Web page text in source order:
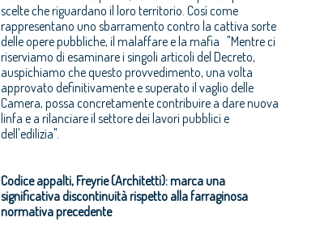
scelte che riguardano il loro territorio. Così come
rappresentano uno sbarramento contro la cattiva sorte
delle opere pubbliche, il malaffare e la mafia "Mentre ci
riserviamo di esaminare i singoli articoli del Decreto,
auspichiamo che questo provvedimento, una volta
approvato definitivamente e superato il vaglio delle
Camera, possa concretamente contribuire a dare nuova
linfa e a rilanciare il settore dei lavori pubblici e
dell'edilizia".
Codice appalti, Freyrie (Architetti): marca una
significativa discontinuità rispetto alla farraginosa
normativa precedente